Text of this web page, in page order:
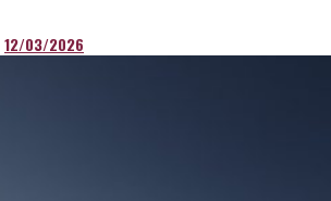
12/03/2026